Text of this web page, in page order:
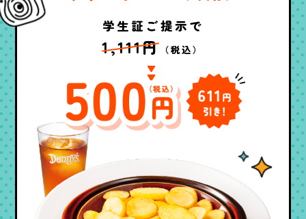
学生証ご提示で
1,111円 （税込）